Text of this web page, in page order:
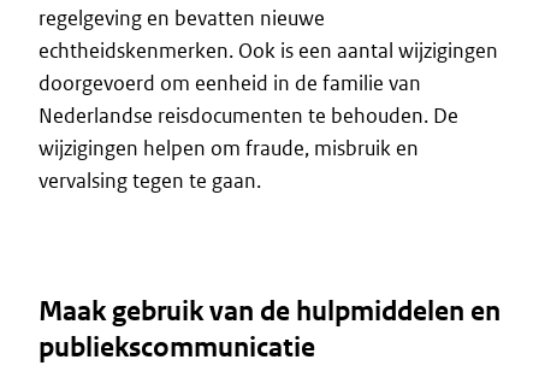
regelgeving en bevatten nieuwe
echtheidskenmerken. Ook is een aantal wijzigingen
doorgevoerd om eenheid in de familie van
Nederlandse reisdocumenten te behouden. De
wijzigingen helpen om fraude, misbruik en
vervalsing tegen te gaan.
Maak gebruik van de hulpmiddelen en
publiekscommunicatie